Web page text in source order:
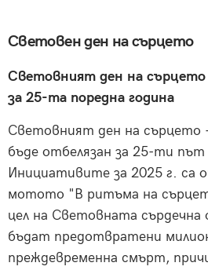
Световен ден на сърцето
Световният ден на
за 25-та поредна година
Световният ден на сърцето
бъде отбелязан за 25-ти път
Инициативите за 2025 г. са
мотото "В ритъма на
цел на Световната сърдечна
бъдат предотвратени
преждевременна смърт,